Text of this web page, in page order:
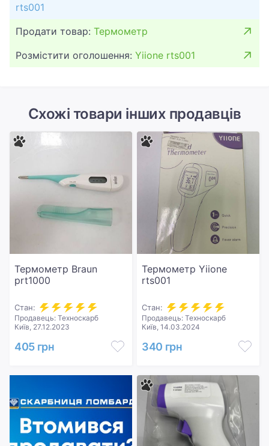
rts001
Продати товар: Термометр
Розмістити оголошення: Yiione rts001
Схожі товари інших продавців
Термометр Braun
prt1000
Стан:
Продавець: Техноскарб
Київ, 27.12.2023
405 грн
Термометр Yiione
rts001
Стан:
Продавець: Техноскарб
Київ, 14.03.2024
340 грн